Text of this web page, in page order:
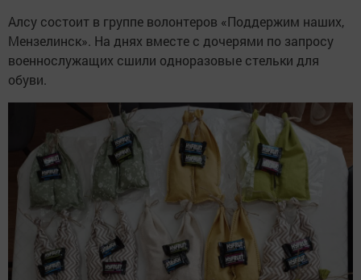
Алсу состоит в группе волонтеров «Поддержим наших,
Мензелинск». На днях вместе с дочерями по запросу
военнослужащих сшили одноразовые стельки для
обуви.